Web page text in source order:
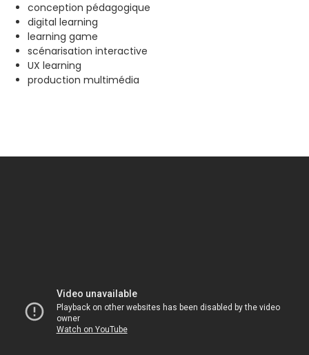
conception pédagogique
digital learning
learning game
scénarisation interactive
UX learning
production multimédia